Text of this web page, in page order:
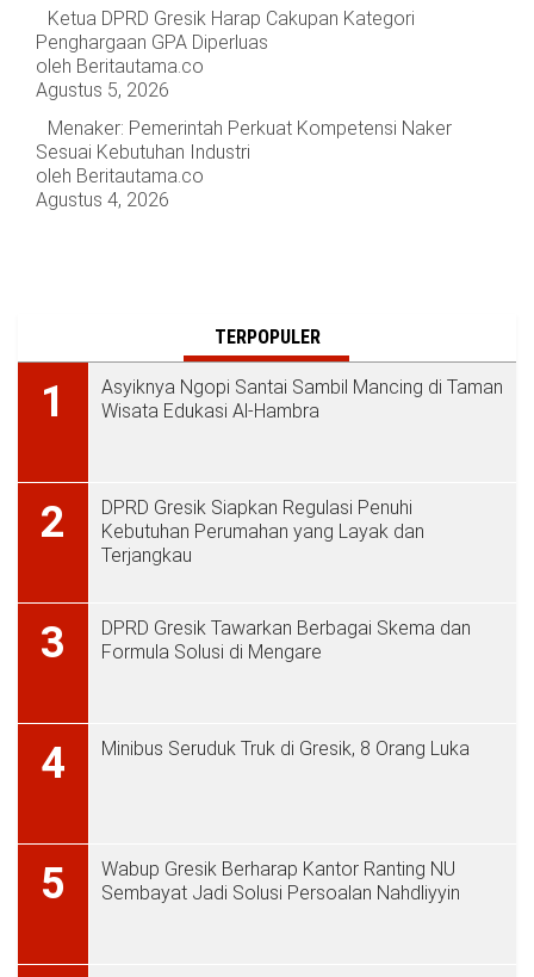
Ketua DPRD Gresik Harap Cakupan Kategori
Penghargaan GPA Diperluas
oleh Beritautama.co
Agustus 5, 2026
Menaker: Pemerintah Perkuat Kompetensi Naker
Sesuai Kebutuhan Industri
oleh Beritautama.co
Agustus 4, 2026
TERPOPULER
1
Asyiknya Ngopi Santai Sambil Mancing di Taman
Wisata Edukasi Al-Hambra
2
DPRD Gresik Siapkan Regulasi Penuhi
Kebutuhan Perumahan yang Layak dan
Terjangkau
3
DPRD Gresik Tawarkan Berbagai Skema dan
Formula Solusi di Mengare
4 Minibus Seruduk Truk di Gresik, 8 Orang Luka
5
Wabup Gresik Berharap Kantor Ranting NU
Sembayat Jadi Solusi Persoalan Nahdliyyin